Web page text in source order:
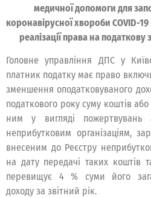
медичної допомоги для
коронавірусної хвороби COVID-
реалізації права на
Головне управління ДПС у
платник податку має право
зменшення оподатковуваного
податкового року суму коштів
ним у вигляді пожертвувань
неприбутковим організаціям,
внесеним до Реєстру
на дату передачі таких коштів
перевищує 4 % суми його
доходу за звітний рік.